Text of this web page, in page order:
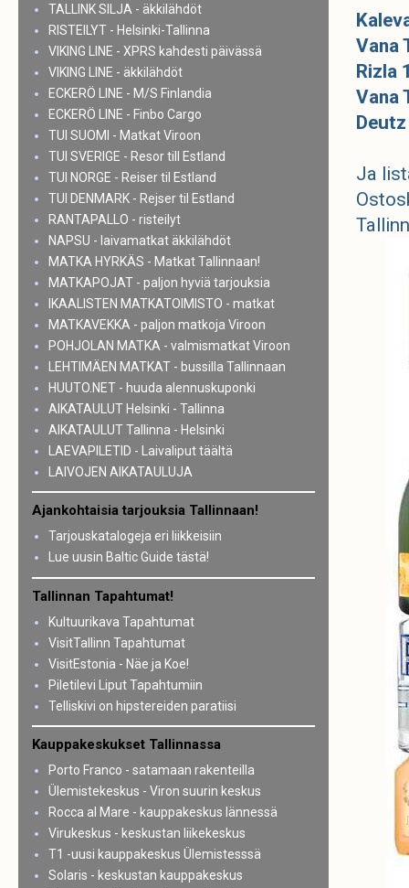
Vana
Rizla
Vana
Ja
TALLINK SILJA - äkkilähdöt
RISTEILYT - Helsinki-Tallinna
VIKING LINE - XPRS kahdesti päivässä
VIKING LINE - äkkilähdöt
ECKERÖ LINE - M/S Finlandia
ECKERÖ LINE - Finbo Cargo
TUI SUOMI - Matkat Viroon
TUI SVERIGE - Resor till Estland
TUI NORGE - Reiser til Estland
TUI DENMARK - Rejser til Estland
RANTAPALLO - risteilyt
NAPSU - laivamatkat äkkilähdöt
MATKA HYRKÄS - Matkat Tallinnaan!
MATKAPOJAT - paljon hyviä tarjouksia
IKAALISTEN MATKATOIMISTO - matkat
MATKAVEKKA - paljon matkoja Viroon
POHJOLAN MATKA - valmismatkat Viroon
LEHTIMÄEN MATKAT - bussilla Tallinnaan
HUUTO.NET - huuda alennuskuponki
AIKATAULUT Helsinki - Tallinna
AIKATAULUT Tallinna - Helsinki
LAEVAPILETID - Laivaliput täältä
LAIVOJEN AIKATAULUJA
Ajankohtaisia tarjouksia Tallinnaan!
Tarjouskatalogeja eri liikkeisiin
Lue uusin Baltic Guide tästä!
Tallinnan Tapahtumat!
Kultuurikava Tapahtumat
VisitTallinn Tapahtumat
VisitEstonia - Näe ja Koe!
Piletilevi Liput Tapahtumiin
Telliskivi on hipstereiden paratiisi
Kauppakeskukset Tallinnassa
Porto Franco - satamaan rakenteilla
Ülemistekeskus - Viron suurin keskus
Rocca al Mare - kauppakeskus lännessä
Virukeskus - keskustan liikekeskus
T1 -uusi kauppakeskus Ülemistesssä
Solaris - keskustan kauppakeskus